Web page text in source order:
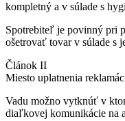
kompletný a v súlade s
Spotrebiteľ je povinný pri
ošetrovať tovar v súlade s
Článok II
Miesto uplatnenia
Vadu možno vytknúť v
diaľkovej komunikácie na